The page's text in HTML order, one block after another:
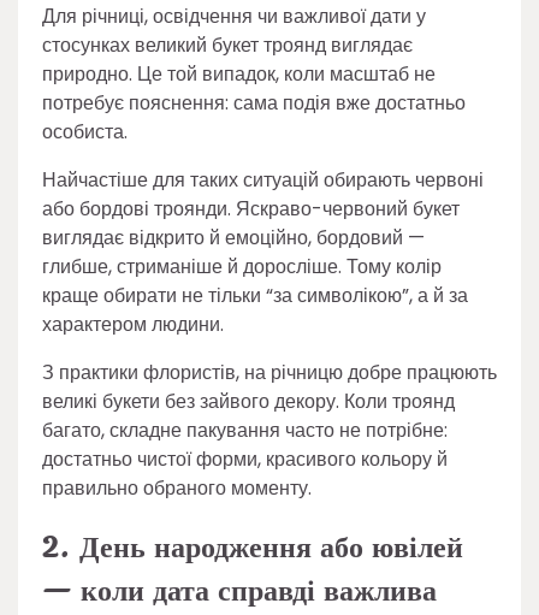
Для річниці, освідчення чи важливої дати у
стосунках великий букет троянд виглядає
природно. Це той випадок, коли масштаб не
потребує пояснення: сама подія вже достатньо
особиста.
Найчастіше для таких ситуацій обирають червоні
або бордові троянди. Яскраво-червоний букет
виглядає відкрито й емоційно, бордовий —
глибше, стриманіше й доросліше. Тому колір
краще обирати не тільки “за символікою”, а й за
характером людини.
З практики флористів, на річницю добре працюють
великі букети без зайвого декору. Коли троянд
багато, складне пакування часто не потрібне:
достатньо чистої форми, красивого кольору й
правильно обраного моменту.
2. День народження або ювілей
— коли дата справді важлива